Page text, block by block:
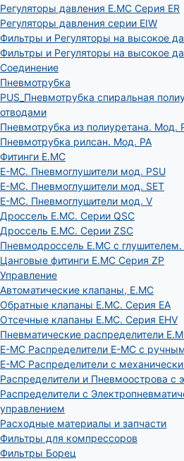
Регуляторы давления E.MC Серия ER
Регуляторы давления серии EIW
Фильтры и Регуляторы на высокое
Фильтры и Регуляторы на высокое
Соединение
Пневмотрубка
PUS_Пневмотрубка спиральная
отводами
Пневмотрубка из полиуретана. Мод.
Пневмотрубка рилсан. Мод. PA
Фитинги E.MC
E-MC. Пневмоглушители мод. PSU
E-MC. Пневмоглушители мод. SET
E-MC. Пневмоглушители мод. V
Дроссель E.MC. Серии QSC
Дроссель E.MC. Серии ZSC
Пневмодроссель E.MC с
Цанговые фитинги E.MC Серия ZP
Управление
Автоматические клапаны, Е.МС
Обратные клапаны E.MC. Серия EA
Отсечные клапаны E.MC. Серия EHV
Пневматические распределители
E-MC Распределители E-MC с
E-MC Распределители с
Распределители и Пневмоострова с
Распределители с
управлением
Расходные материалы и запчасти
Фильтры для компрессоров
Фильтры Борец